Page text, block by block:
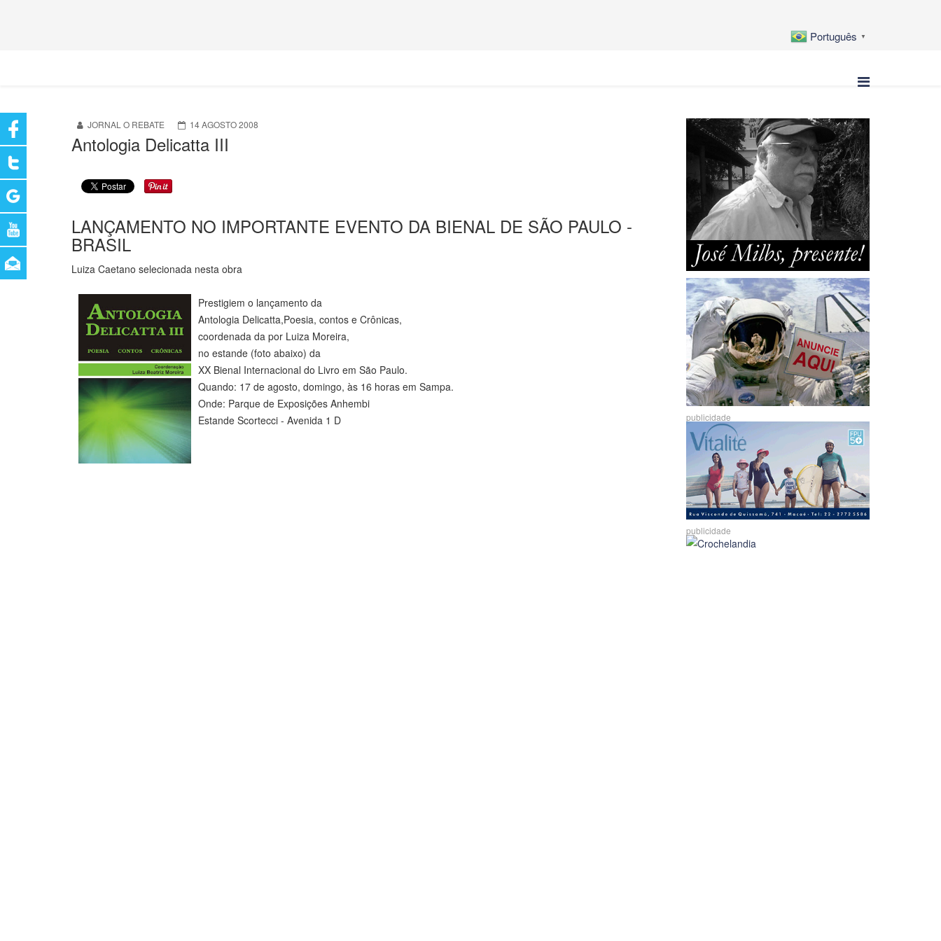
Português ▼
JORNAL O REBATE 14 AGOSTO 2008
Antologia Delicatta III
LANÇAMENTO NO IMPORTANTE EVENTO DA BIENAL DE SÃO PAULO -
BRASIL
Luiza Caetano selecionada nesta obra
Prestigiem o lançamento da
Antologia Delicatta,Poesia, contos e Crônicas,
coordenada da por Luiza Moreira,
no estande (foto abaixo) da
XX Bienal Internacional do Livro em São Paulo.
Quando: 17 de agosto, domingo, às 16 horas em Sampa.
Onde: Parque de Exposições Anhembi
Estande Scortecci - Avenida 1 D
publicidade
publicidade